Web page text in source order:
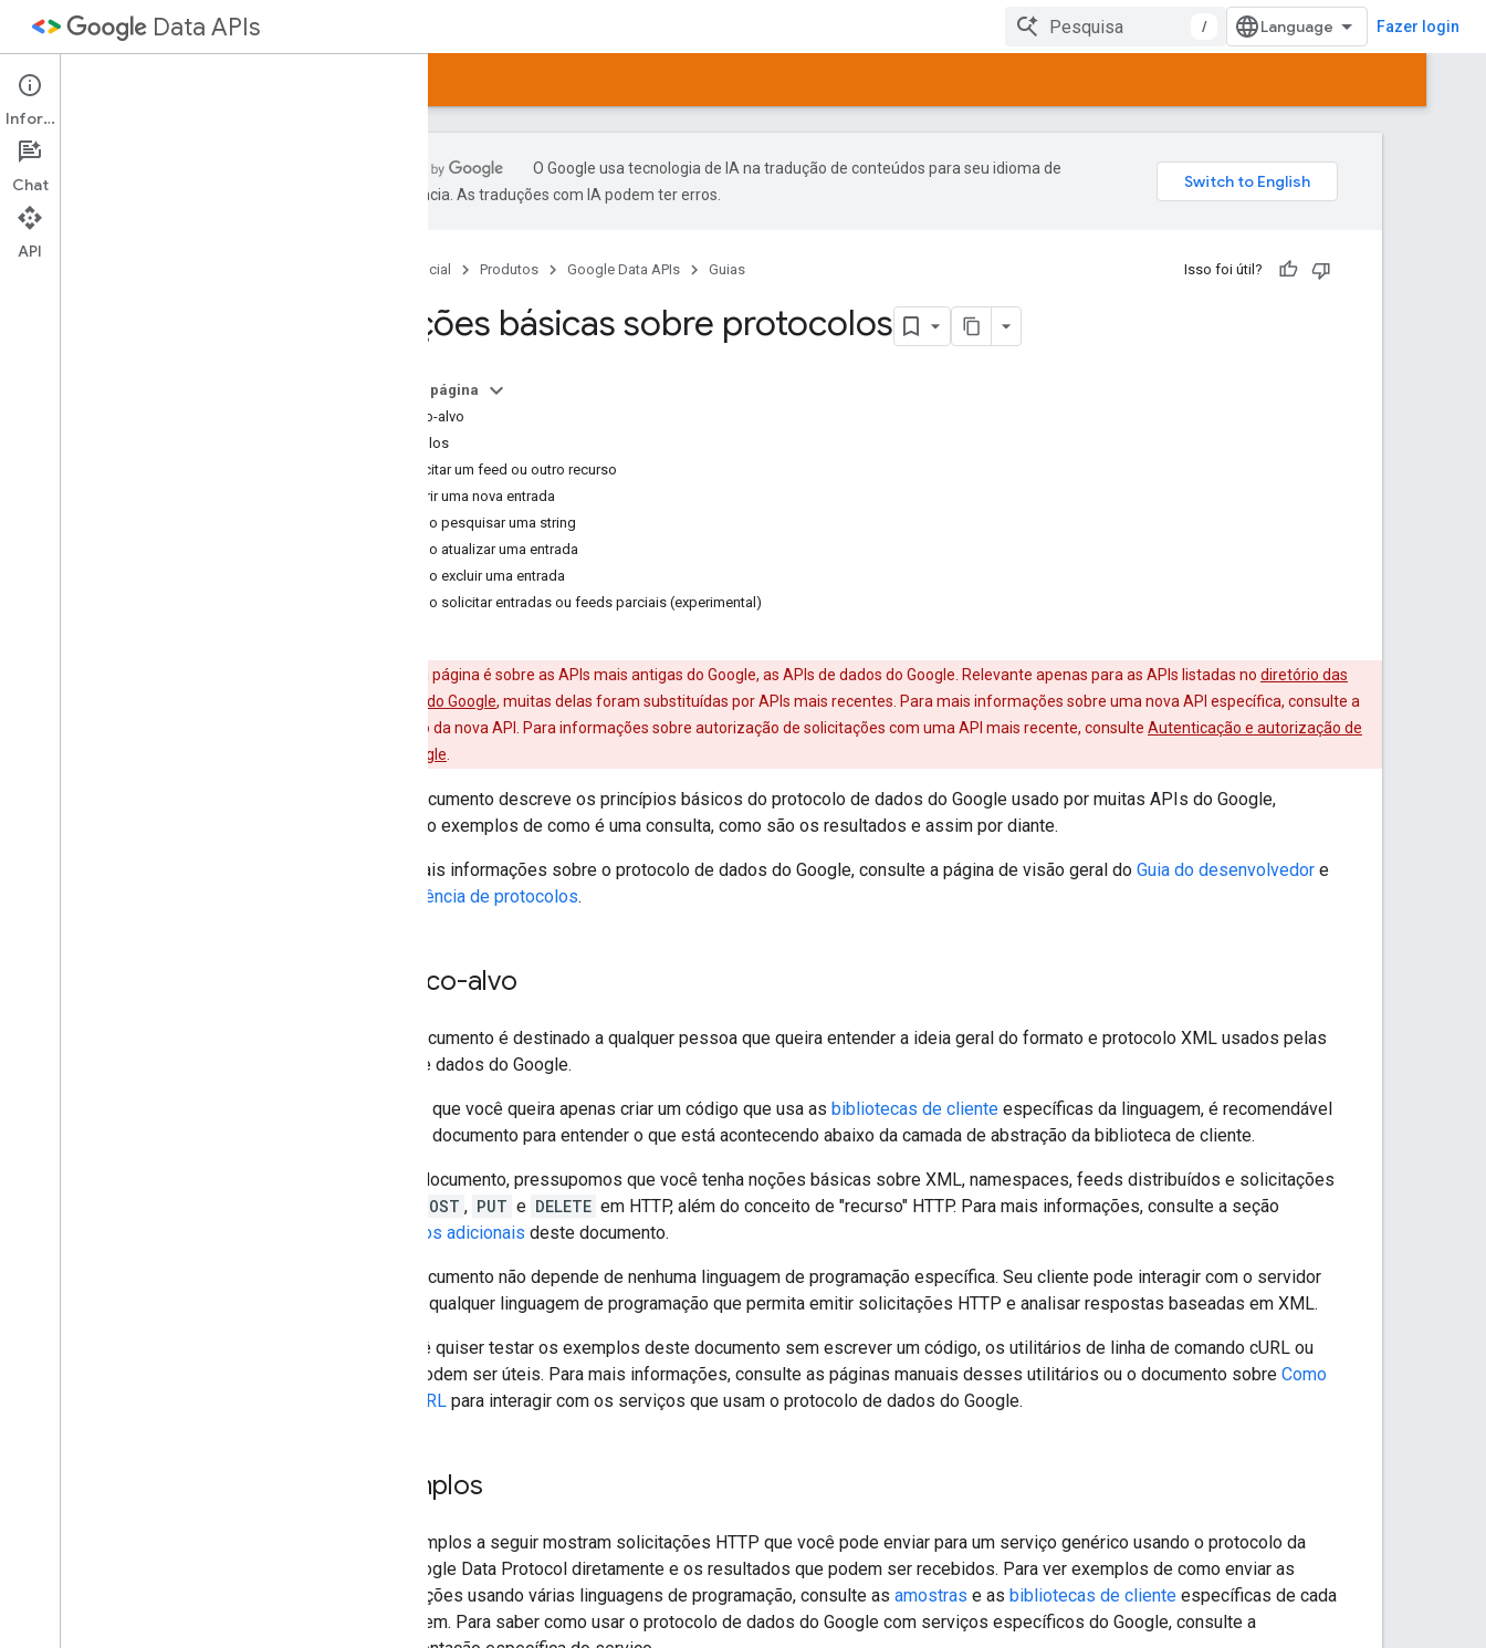
Data APIs / Fazer login
APIs de dados do Google
Diretório de APIs
O Google usa tecnologia de IA na tradução de conteúdos para seu idioma de
preferência. As traduções com IA podem ter erros.
Página inicial Produtos Google Data APIs Guias Isso foi útil?
Noções básicas sobre protocolos
Nesta página
Público-alvo
Exemplos
Solicitar um feed ou outro recurso
Inserir uma nova entrada
Como pesquisar uma string
Como atualizar uma entrada
Como excluir uma entrada
Como solicitar entradas ou feeds parciais (experimental)
: esta página é sobre as APIs mais antigas do Google, as APIs de dados do Google. Relevante apenas para as APIs listadas no diretório das
APIs de dados do Google, muitas delas foram substituídas por APIs mais recentes. Para mais informações sobre uma nova API específica, consulte a
documentação da nova API. Para informações sobre autorização de solicitações com uma API mais recente, consulte Autenticação e autorização de
Contas do Google
Este documento descreve os princípios básicos do protocolo de dados do Google usado por muitas APIs do Google,
incluindo exemplos de como é uma consulta, como são os resultados e assim por diante.
Para mais informações sobre o protocolo de dados do Google, consulte a página de visão geral do Guia do desenvolvedor e
Referência de protocolos.
Público-alvo
Este documento é destinado a qualquer pessoa que queira entender a ideia geral do formato e protocolo XML usados pelas
APIs de dados do Google.
Mesmo que você queira apenas criar um código que usa as bibliotecas de cliente específicas da linguagem, é recomendável
ler este documento para entender o que está acontecendo abaixo da camada de abstração da biblioteca de cliente.
Neste documento, pressupomos que você tenha noções básicas sobre XML, namespaces, feeds distribuídos e solicitações
POST , PUT e DELETE em HTTP, além do conceito de "recurso" HTTP. Para mais informações, consulte a seção
Recursos adicionais deste documento.
Este documento não depende de nenhuma linguagem de programação específica. Seu cliente pode interagir com o servidor
usando qualquer linguagem de programação que permita emitir solicitações HTTP e analisar respostas baseadas em XML.
Se você quiser testar os exemplos deste documento sem escrever um código, os utilitários de linha de comando cURL ou
Wget podem ser úteis. Para mais informações, consulte as páginas manuais desses utilitários ou o documento sobre Como
usar cURL para interagir com os serviços que usam o protocolo de dados do Google.
Exemplos
Os exemplos a seguir mostram solicitações HTTP que você pode enviar para um serviço genérico usando o protocolo da
API Google Data Protocol diretamente e os resultados que podem ser recebidos. Para ver exemplos de como enviar as
solicitações usando várias linguagens de programação, consulte as amostras e as bibliotecas de cliente específicas de cada
linguagem. Para saber como usar o protocolo de dados do Google com serviços específicos do Google, consulte a
Informações
Chat
API